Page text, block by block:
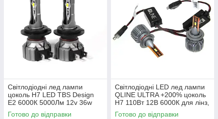
Світлодіодні лед лампи
цоколь H7 LED TBS Design
E2 6000К 5000Лм 12v 36w
Готово до відправки
Світлодіодні LED лед лампи
QLINE ULTRA +200% цоколь
H7 110Вт 12В 6000К для лінз,
лінзованої оптики
Готово до відправки